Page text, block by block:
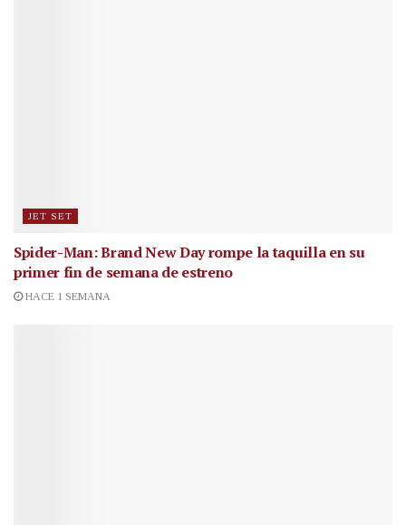
JET SET
Spider-Man: Brand New Day rompe la taquilla en su
primer fin de semana de estreno
HACE 1 SEMANA